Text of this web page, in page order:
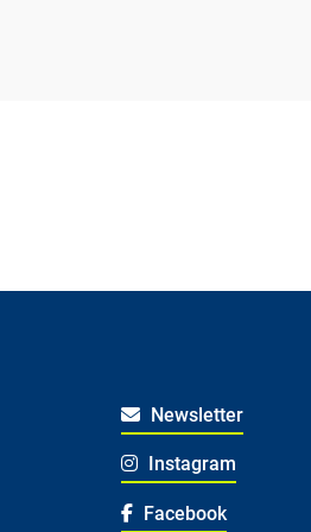
Newsletter
Instagram
Facebook